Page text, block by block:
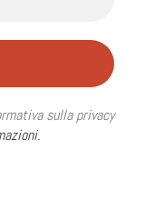
sulla privacy